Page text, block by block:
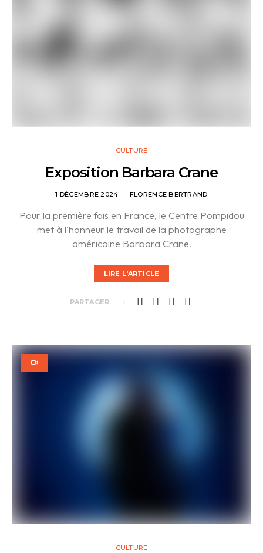
CULTURE
Exposition Barbara Crane
1 DÉCEMBRE 2024 FLORENCE BERTRAND
Pour la première fois en France, le Centre Pompidou
met à l'honneur le travail de la photographe
américaine Barbara Crane.
LIRE L'ARTICLE
PARTAGER
CULTURE